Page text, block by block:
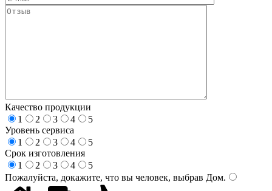
Качество продукции
1
2 3 4
5
Уровень сервиса
1
2 3 4
5
Срок изготовления
1
2 3 4
5
Пожалуйста, докажите, что вы человек, выбрав Дом.